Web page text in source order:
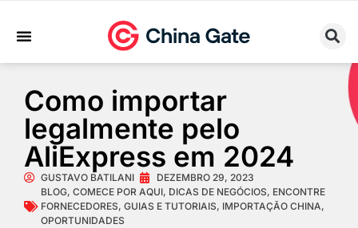
Como importar
legalmente pelo
AliExpress em 2024
GUSTAVO BATILANI
DEZEMBRO 29, 2023
BLOG, COMECE POR AQUI, DICAS DE NEGÓCIOS, ENCONTRE
FORNECEDORES, GUIAS E TUTORIAIS, IMPORTAÇÃO CHINA,
OPORTUNIDADES